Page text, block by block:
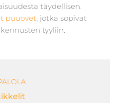
täydellisen.
puuovet, jotka sopivat
tyyliin.